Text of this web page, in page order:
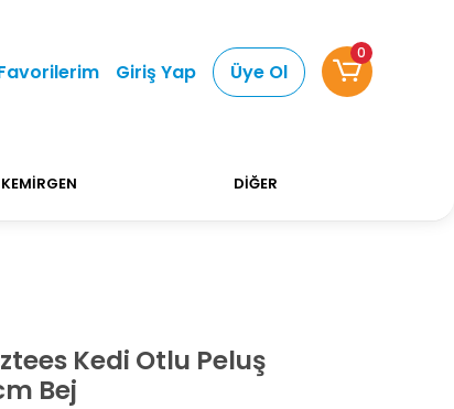
750 TL Üstü Alışverişlerinizde Kargo Ücretsiz!
Giriş Yap Üye Ol
0
KEMİRGEN DİĞER
Kedi Otlu Peluş
Bej